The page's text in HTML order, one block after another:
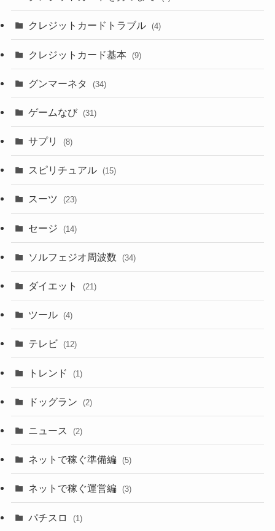
クレジットカードトラブル (4)
クレジットカード基本 (9)
グンマーネタ (34)
ゲームなび (31)
サプリ (8)
スピリチュアル (15)
スーツ (23)
セージ (14)
ソルフェジオ周波数 (34)
ダイエット (21)
ツール (4)
テレビ (12)
トレンド (1)
ドッグラン (2)
ニュース (2)
ネットで稼ぐ準備編 (5)
ネットで稼ぐ運営編 (3)
パチスロ (1)